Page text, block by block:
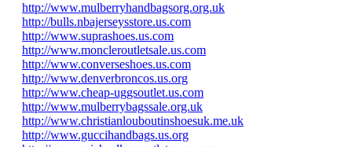
http://www.mulberryhandbagsorg.org.uk
http://bulls.nbajerseysstore.us.com
http://www.suprashoes.us.com
http://www.moncleroutletsale.us.com
http://www.converseshoes.us.com
http://www.denverbroncos.us.org
http://www.cheap-uggsoutlet.us.com
http://www.mulberrybagssale.org.uk
http://www.christianlouboutinshoesuk.me.uk
http://www.guccihandbags.us.org